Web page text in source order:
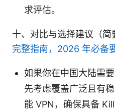
求评估。
十、对比与选择建议（简
完整指南，2026 年必备
如果你在中国大陆需
先考虑覆盖广泛且有
能 VPN，确保具备